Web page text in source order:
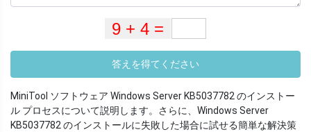
答えを得てください
MiniTool ソフトウェア Windows Server KB5037782 のインストー
ル プロセスについて説明します。さらに、Windows Server
KB5037782 のインストールに失敗した場合に試せる簡単な解決策